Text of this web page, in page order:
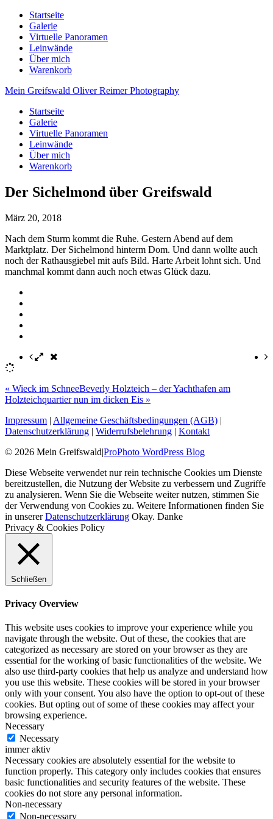
Startseite
Galerie
Virtuelle Panoramen
Leinwände
Über mich
Warenkorb
Mein Greifswald Oliver Reimer Photography
Startseite
Galerie
Virtuelle Panoramen
Leinwände
Über mich
Warenkorb
Der Sichelmond über Greifswald
März 20, 2018
Nach dem Sturm kommt die Ruhe. Gestern Abend auf dem
Marktplatz. Der Sichelmond hinterm Dom. Und dann wollte auch
noch der Rathausgiebel mit aufs Bild. Harte Arbeit lohnt sich. Und
manchmal kommt dann auch noch etwas Glück dazu.
« Wieck im SchneeBeverly Holzteich – der Yachthafen am
Holzteichquartier nun im dicken Eis »
Impressum | Allgemeine Geschäftsbedingungen (AGB) |
Datenschutzerklärung | Widerrufsbelehrung | Kontakt
© 2026 Mein Greifswald|ProPhoto WordPress Blog
Diese Webseite verwendet nur rein technische Cookies um Dienste
bereitzustellen, die Nutzung der Website zu verbessern und Zugriffe
zu analysieren. Wenn Sie die Webseite weiter nutzen, stimmen Sie
der Verwendung von Cookies zu. Weitere Informationen finden Sie
in unsererDatenschutzerklärung Okay. Danke
Privacy & Cookies Policy
Schließen
Privacy Overview
This website uses cookies to improve your experience while you
navigate through the website. Out of these, the cookies that are
categorized as necessary are stored on your browser as they are
essential for the working of basic functionalities of the website. We
also use third-party cookies that help us analyze and understand how
you use this website. These cookies will be stored in your browser
only with your consent. You also have the option to opt-out of these
cookies. But opting out of some of these cookies may affect your
browsing experience.
Necessary
Necessary
immer aktiv
Necessary cookies are absolutely essential for the website to
function properly. This category only includes cookies that ensures
basic functionalities and security features of the website. These
cookies do not store any personal information.
Non-necessary
Non-necessary